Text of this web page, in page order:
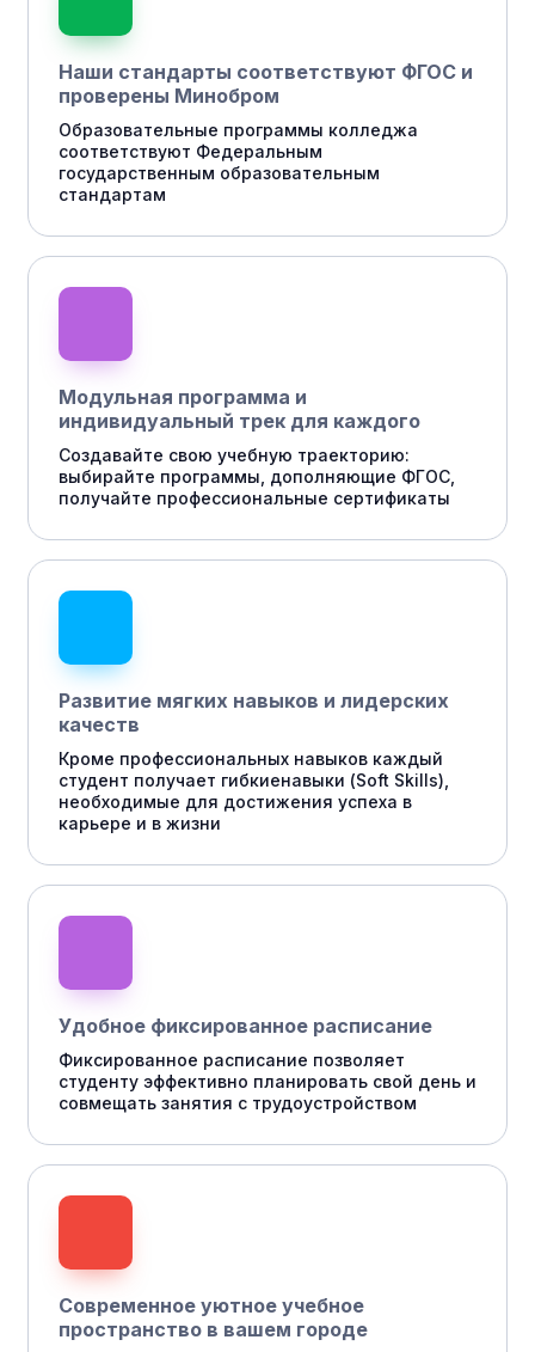
Наши стандарты соответствуют ФГОС и
проверены Минобром
Образовательные программы колледжа
соответствуют Федеральным
государственным образовательным
стандартам
Модульная программа и
индивидуальный трек для каждого
Создавайте свою учебную траекторию:
выбирайте программы, дополняющие ФГОС,
получайте профессиональные сертификаты
Развитие мягких навыков и лидерских
качеств
Кроме профессиональных навыков каждый
студент получает гибкиенавыки (Soft Skills),
необходимые для достижения успеха в
карьере и в жизни
Удобное фиксированное расписание
Фиксированное расписание позволяет
студенту эффективно планировать свой день и
совмещать занятия с трудоустройством
Современное уютное учебное
пространство в вашем городе